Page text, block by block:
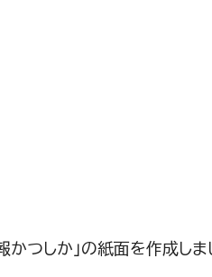
つしか」の紙面を作成しま